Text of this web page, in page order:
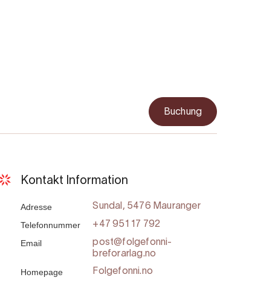
Buchung
Kontakt Information
Adresse Sundal, 5476 Mauranger
Telefonnummer +47 951 17 792
Email
post@folgefonni-
breforarlag.no
Homepage Folgefonni.no